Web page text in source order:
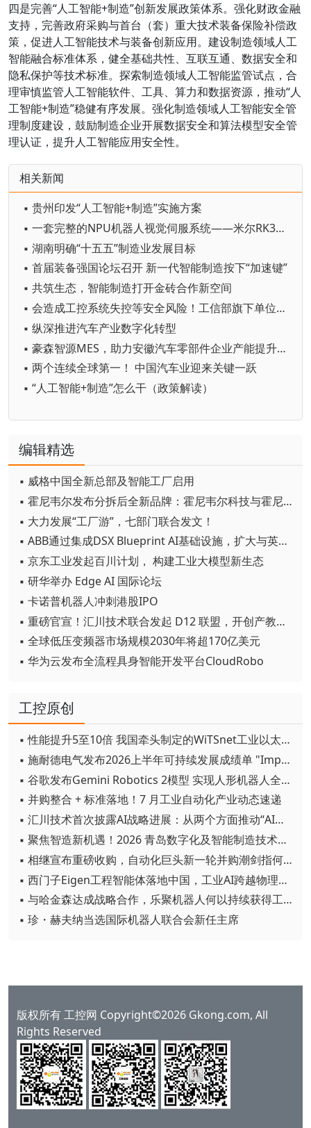
四是完善“人工智能+制造”创新发展政策体系。强化财政金融
支持，完善政府采购与首台（套）重大技术装备保险补偿政
策，促进人工智能技术与装备创新应用。建设制造领域人工
智能融合标准体系，健全基础共性、互联互通、数据安全和
隐私保护等技术标准。探索制造领域人工智能监管试点，合
理审慎监管人工智能软件、工具、算力和数据资源，推动“人
工智能+制造”稳健有序发展。强化制造领域人工智能安全管
理制度建设，鼓励制造企业开展数据安全和算法模型安全管
理认证，提升人工智能应用安全性。
相关新闻
▪ 贵州印发“人工智能+制造”实施方案
▪ 一套完整的NPU机器人视觉伺服系统——米尔RK3576
▪ 湖南明确“十五五”制造业发展目标
▪ 首届装备强国论坛召开 新一代智能制造按下“加速键”
▪ 共筑生态，智能制造打开金砖合作新空间
▪ 会造成工控系统失控等安全风险！工信部旗下单位发布工业领域OpenClaw应用风险通报
▪ 纵深推进汽车产业数字化转型
▪ 豪森智源MES，助力安徽汽车零部件企业产能提升20%
▪ 两个连续全球第一！ 中国汽车业迎来关键一跃
▪ “人工智能+制造”怎么干（政策解读）
编辑精选
▪ 威格中国全新总部及智能工厂启用
▪ 霍尼韦尔发布分拆后全新品牌：霍尼韦尔科技与霍尼韦尔航空航天
▪ 大力发展“工厂游”，七部门联合发文！
▪ ABB通过集成DSX Blueprint AI基础设施，扩大与英伟达的合作
▪ 京东工业发起百川计划， 构建工业大模型新生态
▪ 研华举办 Edge AI 国际论坛
▪ 卡诺普机器人冲刺港股IPO
▪ 重磅官宣！汇川技术联合发起 D12 联盟，开创产教融合新范式
▪ 全球低压变频器市场规模2030年将超170亿美元
▪ 华为云发布全流程具身智能开发平台CloudRobo
工控原创
▪ 性能提升5至10倍 我国牵头制定的WiTSnet工业以太网国际标准正式发布
▪ 施耐德电气发布2026上半年可持续发展成绩单 "Impact 2030"路线图开局稳健
▪ 谷歌发布Gemini Robotics 2模型 实现人形机器人全身智能控制突破
▪ 并购整合 + 标准落地！7 月工业自动化产业动态速递
▪ 汇川技术首次披露AI战略进展：从两个方面推动“AI业务化”落地
▪ 聚焦智造新机遇！2026 青岛数字化及智能制造技术论坛圆满落幕
▪ 相继宣布重磅收购，自动化巨头新一轮并购潮剑指何方？
▪ 西门子Eigen工程智能体落地中国，工业AI跨越物理世界“确定性”拐点
▪ 与哈金森达成战略合作，乐聚机器人何以持续获得工业巨头青睐？
▪ 珍・赫夫纳当选国际机器人联合会新任主席
版权所有 工控网 Copyright©2026 Gkong.com, All
Rights Reserved